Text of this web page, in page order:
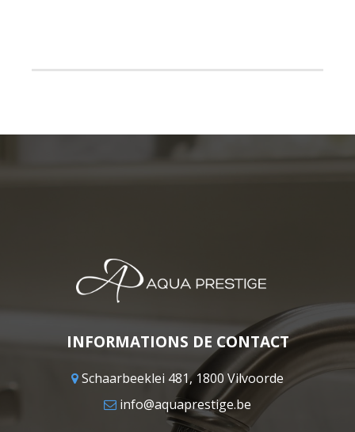
INFORMATIONS DE CONTACT
Schaarbeeklei 481, 1800 Vilvoorde
info@aquaprestige.be